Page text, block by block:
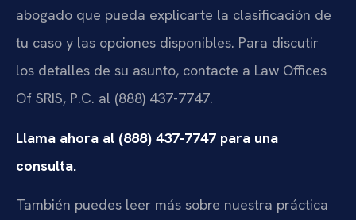
abogado que pueda explicarte la clasificación de
tu caso y las opciones disponibles. Para discutir
los detalles de su asunto, contacte a Law Offices
Of SRIS, P.C. al (888) 437-7747.
Llama ahora al (888) 437-7747 para una
consulta.
También puedes leer más sobre nuestra práctica